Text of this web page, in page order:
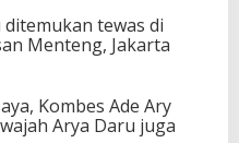
tewas di
Menteng, Jakarta
Kombes Ade Ary
Arya Daru juga